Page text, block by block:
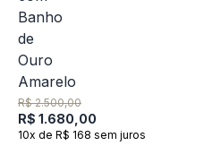
R$ 2.500,00
R$ 1.680,00
10x de R$ 168 sem juros